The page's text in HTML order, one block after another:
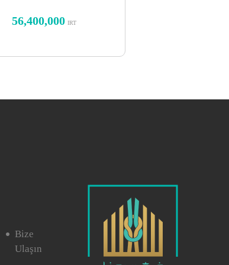
56,400,000 IRT
Bize
Ulaşın